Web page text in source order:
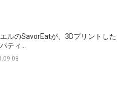
ルのSavorEatが、3Dプリントした
ティ...